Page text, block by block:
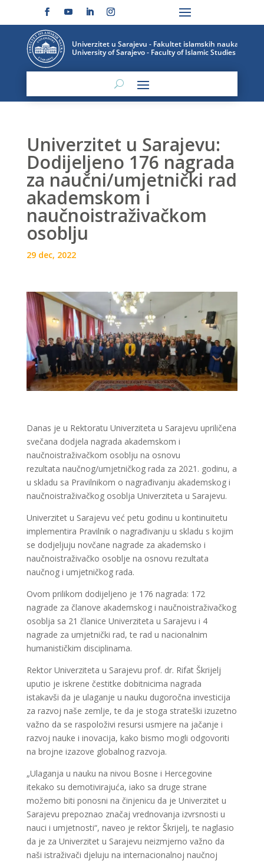
Univerzitet u Sarajevu:
Dodijeljeno 176 nagrada
za naučni/umjetnički rad
akademskom i
naučnoistraživačkom
osoblju
29 dec, 2022
Danas je u Rektoratu Univerziteta u Sarajevu upriličena
svečana dodjela nagrada akademskom i
naučnoistraživačkom osoblju na osnovu
rezultata naučnog/umjetničkog rada za 2021. godinu, a
u skladu sa Pravilnikom o nagrađivanju akademskog i
naučnoistraživačkog osoblja Univerziteta u Sarajevu.
Univerzitet u Sarajevu već petu godinu u kontinuitetu
implementira Pravilnik o nagrađivanju u skladu s kojim
se dodjeljuju novčane nagrade za akademsko i
naučnoistraživačko osoblje na osnovu rezultata
naučnog i umjetničkog rada.
Ovom prilikom dodijeljeno je 176 nagrada: 172
nagrade za članove akademskog i naučnoistraživačkog
osoblja sa 21 članice Univerziteta u Sarajevu i 4
nagrade za umjetnički rad, te rad u nacionalnim
humanističkim disciplinama.
Rektor Univerziteta u Sarajevu prof. dr. Rifat Škrijelj
uputio je iskrene čestitke dobitnicima nagrada
istakavši da je ulaganje u nauku dugoročna investicija
za razvoj naše zemlje, te da je stoga strateški izuzetno
važno da se raspoloživi resursi usmjere na jačanje i
razvoj nauke i inovacija, kako bismo mogli odgovoriti
na brojne izazove globalnog razvoja.
„Ulaganja u nauku na nivou Bosne i Hercegovine
itekako su demotivirajuća, iako sa druge strane
možemo biti ponosni na činjenicu da je Univerzitet u
Sarajevu prepoznao značaj vrednovanja izvrsnosti u
nauci i umjetnosti“, naveo je rektor Škrijelj, te naglasio
da je za Univerzitet u Sarajevu neizmjerno važno da
naši istraživači djeluju na internacionalnoj naučnoj